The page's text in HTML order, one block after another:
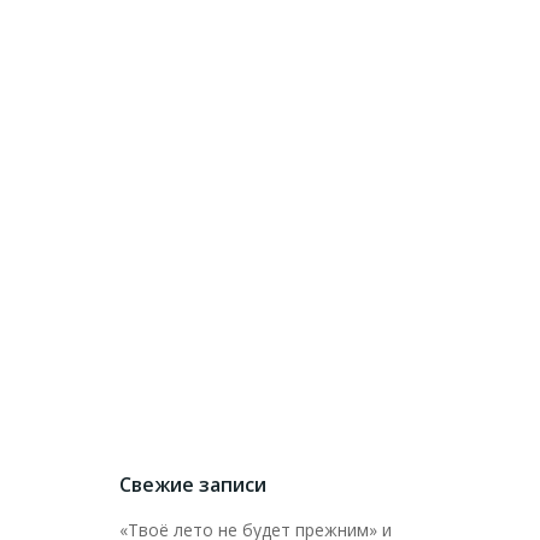
Свежие записи
«Твоё лето не будет прежним» и